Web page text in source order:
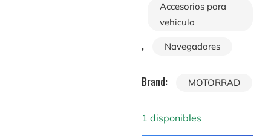
Accesorios para
vehiculo
, Navegadores
Brand: MOTORRAD
1 disponibles